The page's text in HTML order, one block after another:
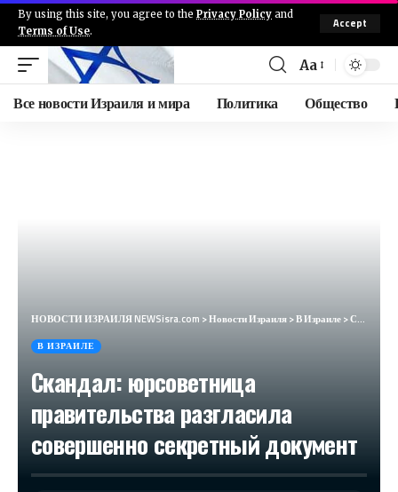
By using this site, you agree to the Privacy Policy and
Terms of Use.
Accept
Aa
Все новости Израиля и мира Политика Общество
НОВОСТИ ИЗРАИЛЯ NEWSisra.com >Новости Израиля>В Израиле>Скандал: юрсоветница правительства разгласила совершенно секретный документ
В ИЗРАИЛЕ
Скандал: юрсоветница
правительства разгласила
совершенно секретный документ